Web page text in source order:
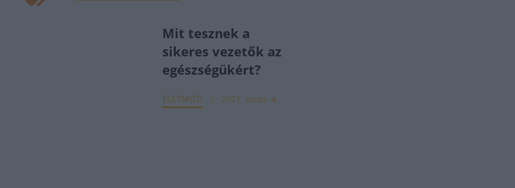
Mit tesznek a
sikeres vezetők az
egészségükért?
ÉLETMÓD 2021. szept. 4.